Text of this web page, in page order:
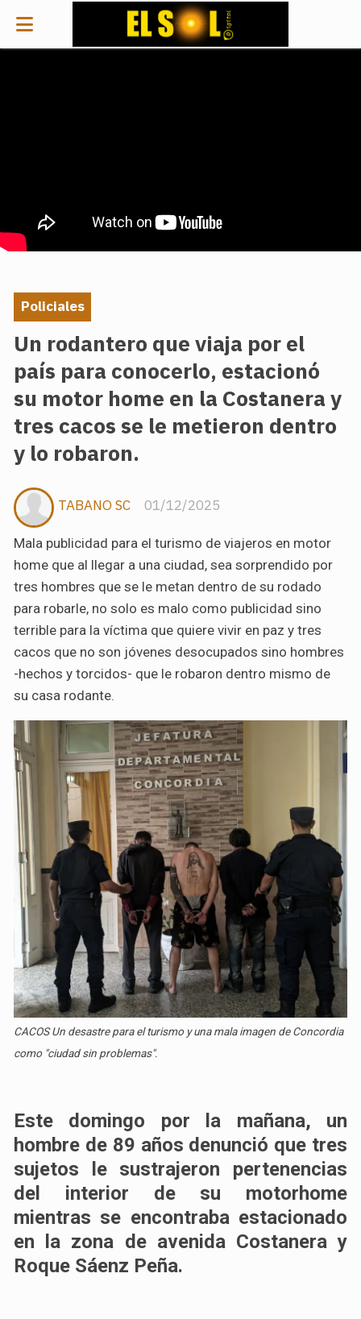
Un rodantero que viaja por el
país para conocerlo, estacionó
su motor home en la Costanera y
tres cacos se le metieron dentro
y lo robaron.
Mala publicidad para el turismo de viajeros en motor
home que al llegar a una ciudad, sea sorprendido por
tres hombres que se le metan dentro de su rodado
para robarle, no solo es malo como publicidad sino
terrible para la víctima que quiere vivir en paz y tres
cacos que no son jóvenes desocupados sino hombres
-hechos y torcidos- que le robaron dentro mismo de
su casa rodante.
Policiales
01/12/2025
TABANO SC
CACOS Un desastre para el turismo y una mala imagen de Concordia
como "ciudad sin problemas".
Este domingo por la mañana, un
hombre de 89 años denunció que tres
sujetos le sustrajeron pertenencias
del interior de su motorhome
mientras se encontraba estacionado
en la zona de avenida Costanera y
Roque Sáenz Peña.